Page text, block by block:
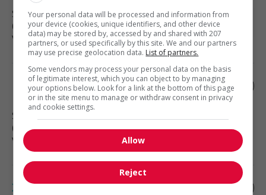
Surrey, BC
(33 km)
Vente, achat et service à la clientèle
Representant des ventes internes
Surrey
(33 km)
Vente, achat et service à la clientèle
X
Your personal data will be processed and information from
your device (cookies, unique identifiers, and other device
data) may be stored by, accessed by and shared with 207
partners, or used specifically by this site. We and our partners
may use precise geolocation data. List of partners.
Some vendors may process your personal data on the basis
of legitimate interest, which you can object to by managing
your options below. Look for a link at the bottom of this page
or in the site menu to manage or withdraw consent in privacy
and cookie settings.
Allow
Reject